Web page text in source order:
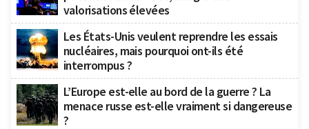
valorisations élevées
Les États-Unis veulent reprendre les essais
nucléaires, mais pourquoi ont-ils été
interrompus ?
L’Europe est-elle au bord de la guerre ? La
menace russe est-elle vraiment si dangereuse
?